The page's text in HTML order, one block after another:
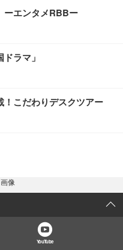
ーエンタメRBBー
ラマ」
こだわりデスクツアー
像
YouTube